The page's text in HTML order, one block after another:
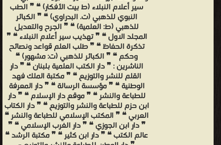
سير أعلام النبلاء (ط بيت الأفكار) ❝ ❞ الطب
النبوي للذهبي (ت. البدراوي) ❝ ❞ الكبائر
للذهبي (ط: العلمية) ❝ ❞ الجرح والتعديل
المجلد الاول ❝ ❞ تهذيب سير أعلام النبلاء ❝ ❞
تذكرة الحفاظ ❝ ❞ طلب العلم قواعد ونصائح
وحكم ❝ ❞ الكبائر للذهبي (ت: مشهور) ❝
الناشرين : ❞ دار الكتب العلمية بلبنان ❝ ❞ دار
القلم للنشر والتوزيع ❝ ❞ مكتبة الملك فهد
الوطنية ❝ ❞ مؤسسة الرسالة ❝ ❞ دار المعرفة
للطباعة والنشر ❝ ❞ موقع دار الإسلام ❝ ❞ دار
ابن حزم للطباعة والنشر والتوزيع ❝ ❞ دار الكتاب
العربي ❝ ❞ المكتب الإسلامي للطباعة والنشر ❝
❞ دار ابن الجوزي ❝ ❞ دار الغرب الإسلامي ❝ ❞
عالم الكتب ❝ ❞ دار ابن كثير ❝ ❞ مكتبة الرشد ❝